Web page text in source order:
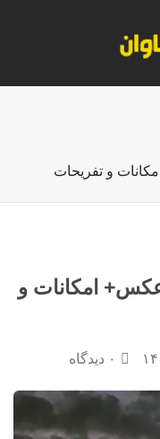
و تفریحات
امکانات و
۰ دیدگاه